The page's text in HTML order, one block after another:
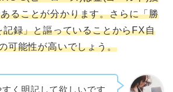
ることが分かります。さらに「勝
録」と謳っていることからFX自
可能性が高いでしょう。
く明記して欲しいです